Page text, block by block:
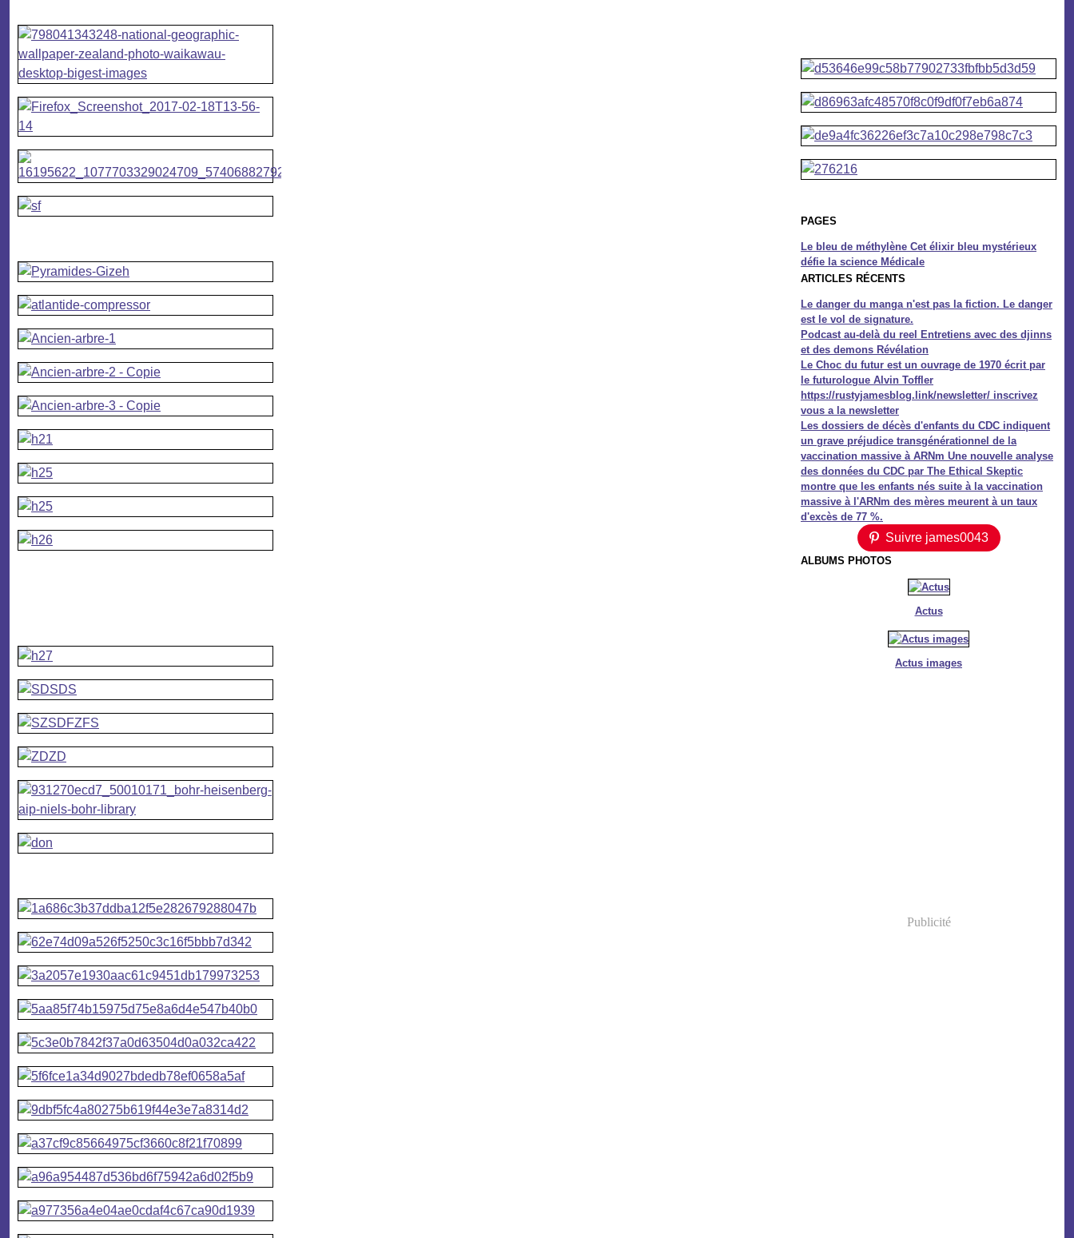
PAGES
Le bleu de méthylène Cet élixir bleu mystérieux
défie la science Médicale
ARTICLES RÉCENTS
Le danger du manga n'est pas la fiction. Le danger
est le vol de signature.
Podcast au-delà du reel Entretiens avec des djinns
et des demons Révélation
Le Choc du futur est un ouvrage de 1970 écrit par
le futurologue Alvin Toffler
https://rustyjamesblog.link/newsletter/ inscrivez
vous a la newsletter
Les dossiers de décès d'enfants du CDC indiquent
un grave préjudice transgénérationnel de la
vaccination massive à ARNm Une nouvelle analyse
des données du CDC par The Ethical Skeptic
montre que les enfants nés suite à la vaccination
massive à l'ARNm des mères meurent à un taux
d'excès de 77 %.
Suivre james0043
ALBUMS PHOTOS
Actus
Actus images
Publicité